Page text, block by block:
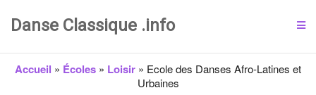
Danse Classique .info
Accueil » Écoles » Loisir » Ecole des Danses Afro-Latines et
Urbaines